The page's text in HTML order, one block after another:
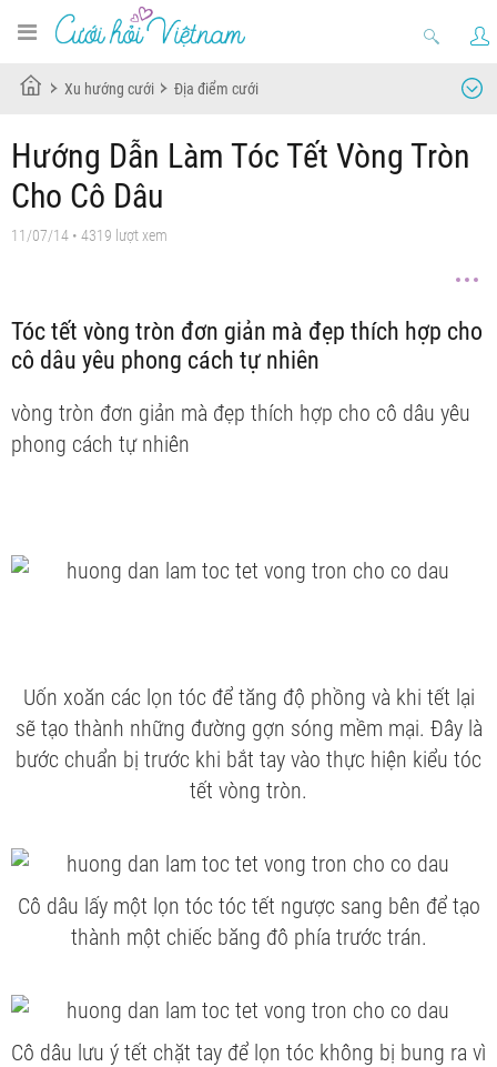
Xu hướng cưới Địa điểm cưới
Hướng Dẫn Làm Tóc Tết Vòng Tròn
Cho Cô Dâu
11/07/14 • 4319 lượt xem
Tóc tết vòng tròn đơn giản mà đẹp thích hợp cho
cô dâu yêu phong cách tự nhiên
vòng tròn đơn giản mà đẹp thích hợp cho cô dâu yêu
phong cách tự nhiên
Uốn xoăn các lọn tóc để tăng độ phồng và khi tết lại
sẽ tạo thành những đường gợn sóng mềm mại. Đây là
bước chuẩn bị trước khi bắt tay vào thực hiện kiểu tóc
tết vòng tròn.
Cô dâu lấy một lọn tóc tóc tết ngược sang bên để tạo
thành một chiếc băng đô phía trước trán.
Cô dâu lưu ý tết chặt tay để lọn tóc không bị bung ra vì